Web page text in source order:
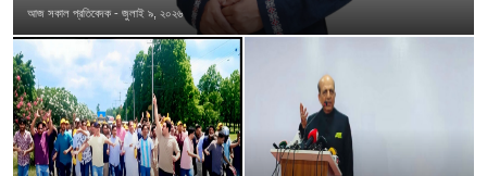
আজ সকাল প্রতিবেদক - জুলাই ৯, ২০২৬